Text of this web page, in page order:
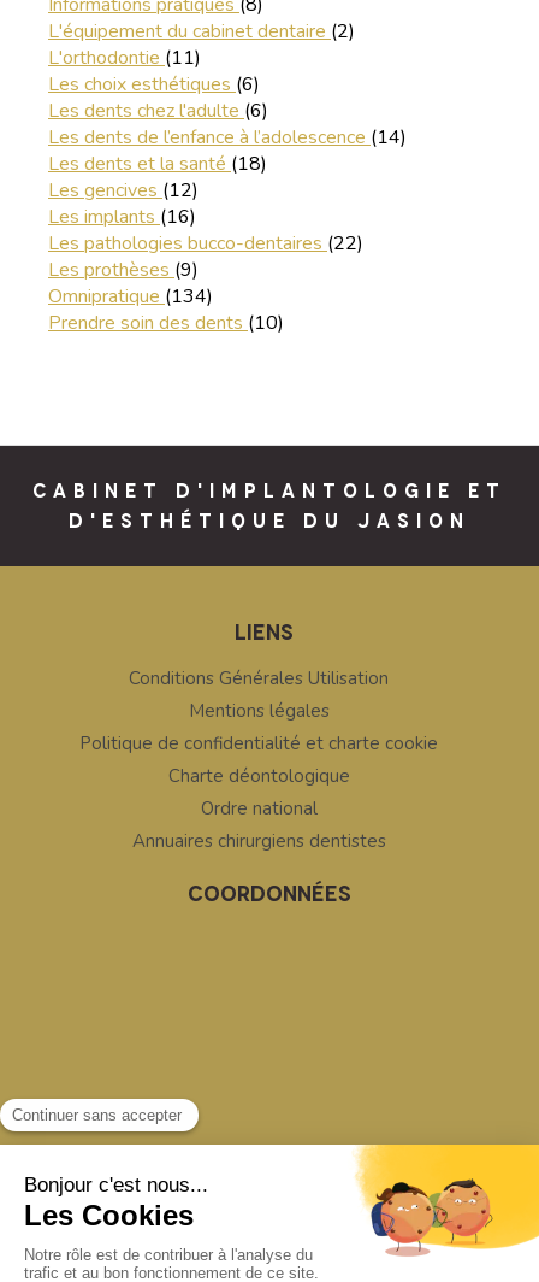
L'équipement du cabinet dentaire (2)
L'orthodontie (11)
Les choix esthétiques (6)
Les dents chez l'adulte (6)
Les dents de l’enfance à l’adolescence (14)
Les dents et la santé (18)
Les gencives (12)
Les implants (16)
Les pathologies bucco-dentaires (22)
Les prothèses (9)
Omnipratique (134)
Prendre soin des dents (10)
CABINET D'IMPLANTOLOGIE ET
D'ESTHÉTIQUE DU JASION
LIENS
Conditions Générales Utilisation
Mentions légales
Politique de confidentialité et charte cookie
Charte déontologique
Ordre national
Annuaires chirurgiens dentistes
COORDONNÉES